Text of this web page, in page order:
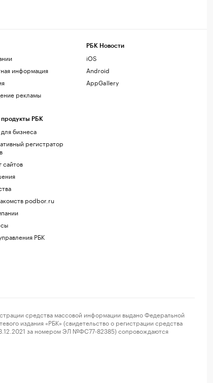
информация
рекламы
продукты РБК
бизнеса
регистратор
сайтов
podbor.ru
РБК
РБК Новости
iOS
Android
AppGallery
средства массовой информации выдано Федеральной
издания «РБК» (свидетельство о регистрации средства
за номером ЭЛ №ФС77-82385) сопровождаются